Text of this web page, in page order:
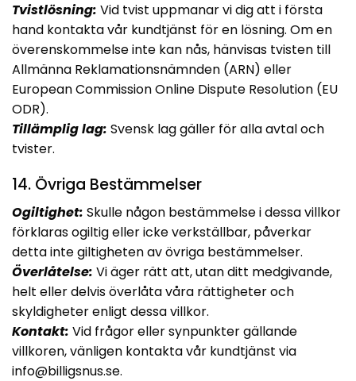
Tvistlösning: Vid tvist uppmanar vi dig att i första
hand kontakta vår kundtjänst för en lösning. Om en
överenskommelse inte kan nås, hänvisas tvisten till
Allmänna Reklamationsnämnden (ARN) eller
European Commission Online Dispute Resolution (EU
ODR).
Tillämplig lag: Svensk lag gäller för alla avtal och
tvister.
14. Övriga Bestämmelser
Ogiltighet: Skulle någon bestämmelse i dessa villkor
förklaras ogiltig eller icke verkställbar, påverkar
detta inte giltigheten av övriga bestämmelser.
Överlåtelse: Vi äger rätt att, utan ditt medgivande,
helt eller delvis överlåta våra rättigheter och
skyldigheter enligt dessa villkor.
Kontakt: Vid frågor eller synpunkter gällande
villkoren, vänligen kontakta vår kundtjänst via
info@billigsnus.se.